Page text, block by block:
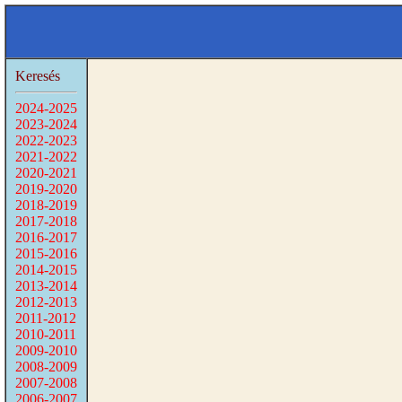
Keresés
2024-2025
2023-2024
2022-2023
2021-2022
2020-2021
2019-2020
2018-2019
2017-2018
2016-2017
2015-2016
2014-2015
2013-2014
2012-2013
2011-2012
2010-2011
2009-2010
2008-2009
2007-2008
2006-2007